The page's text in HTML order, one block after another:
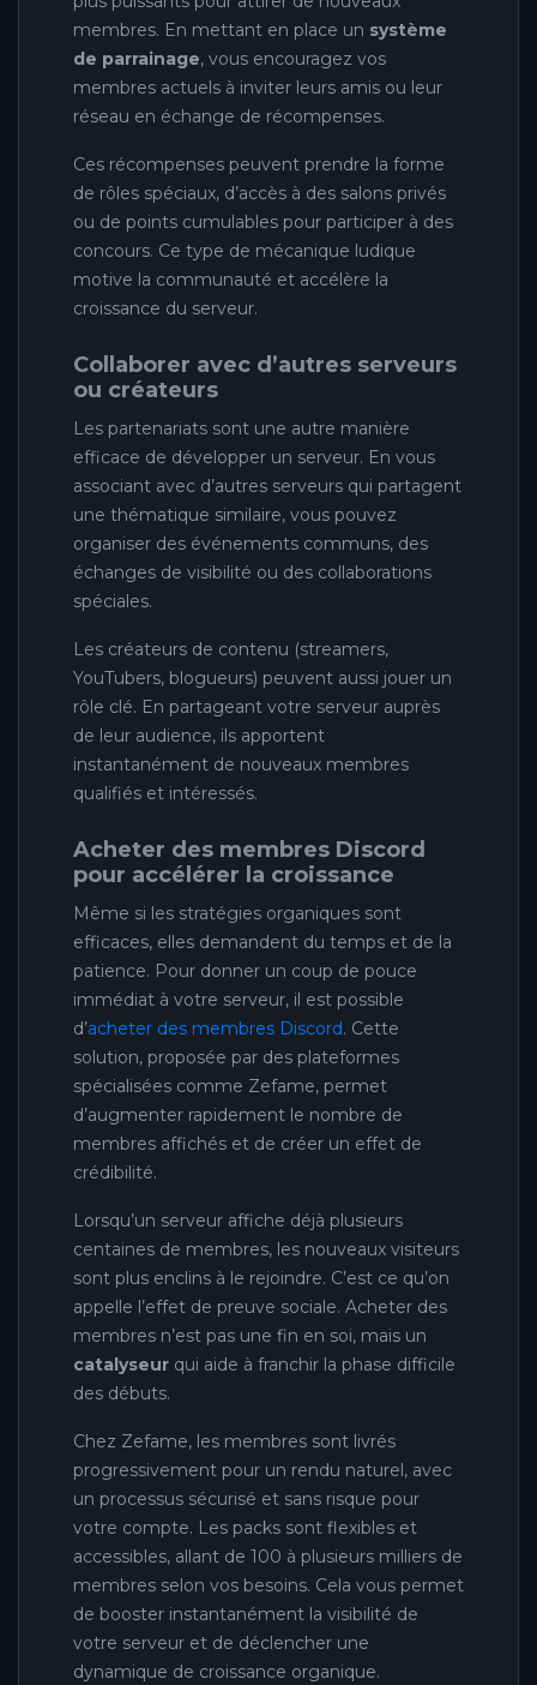
membres. En mettant en place un système
de parrainage, vous encouragez vos
membres actuels à inviter leurs amis ou leur
réseau en échange de récompenses.
Ces récompenses peuvent prendre la forme
de rôles spéciaux, d’accès à des salons privés
ou de points cumulables pour participer à des
concours. Ce type de mécanique ludique
motive la communauté et accélère la
croissance du serveur.
Collaborer avec d’autres serveurs
ou créateurs
Les partenariats sont une autre manière
efficace de développer un serveur. En vous
associant avec d’autres serveurs qui partagent
une thématique similaire, vous pouvez
organiser des événements communs, des
échanges de visibilité ou des collaborations
spéciales.
Les créateurs de contenu (streamers,
YouTubers, blogueurs) peuvent aussi jouer un
rôle clé. En partageant votre serveur auprès
de leur audience, ils apportent
instantanément de nouveaux membres
qualifiés et intéressés.
Acheter des membres Discord
pour accélérer la croissance
Même si les stratégies organiques sont
efficaces, elles demandent du temps et de la
patience. Pour donner un coup de pouce
immédiat à votre serveur, il est possible
d’acheter des membres Discord. Cette
solution, proposée par des plateformes
spécialisées comme Zefame, permet
d’augmenter rapidement le nombre de
membres affichés et de créer un effet de
crédibilité.
Lorsqu’un serveur affiche déjà plusieurs
centaines de membres, les nouveaux visiteurs
sont plus enclins à le rejoindre. C’est ce qu’on
appelle l’effet de preuve sociale. Acheter des
membres n’est pas une fin en soi, mais un
catalyseur qui aide à franchir la phase difficile
des débuts.
Chez Zefame, les membres sont livrés
progressivement pour un rendu naturel, avec
un processus sécurisé et sans risque pour
votre compte. Les packs sont flexibles et
accessibles, allant de 100 à plusieurs milliers de
membres selon vos besoins. Cela vous permet
de booster instantanément la visibilité de
votre serveur et de déclencher une
dynamique de croissance organique.